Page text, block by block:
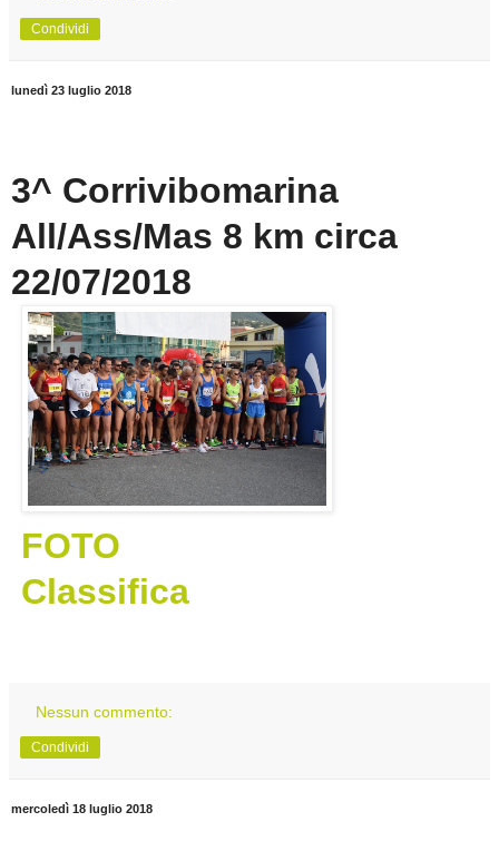
Condividi
lunedì 23 luglio 2018
3^ Corrivibomarina
All/Ass/Mas 8 km circa
22/07/2018
FOTO
Classifica
Nessun commento:
Condividi
mercoledì 18 luglio 2018